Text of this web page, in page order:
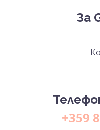
За
+359